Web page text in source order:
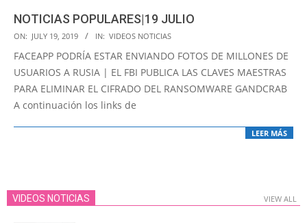
NOTICIAS POPULARES|19 JULIO
2019-
07-
19
ON: JULY 19, 2019 IN: VIDEOS NOTICIAS
FACEAPP PODRÍA ESTAR ENVIANDO FOTOS DE MILLONES DE
USUARIOS A RUSIA | EL FBI PUBLICA LAS CLAVES MAESTRAS
PARA ELIMINAR EL CIFRADO DEL RANSOMWARE GANDCRAB
A continuación los links de
LEER MÁS
VIDEOS NOTICIAS VIEW ALL